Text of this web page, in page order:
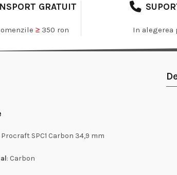
GRATUIT
≥350 ron In alegerea
Procraft SPC1 Carbon 34,9 mm
: Carbon